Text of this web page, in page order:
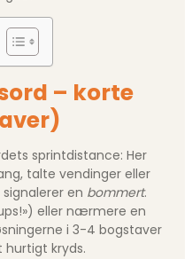
– korte
sprintdistance: Her
talte vendinger eller
en bommert.
eller nærmere en
i 3-4 bogstaver
hurtigt kryds.